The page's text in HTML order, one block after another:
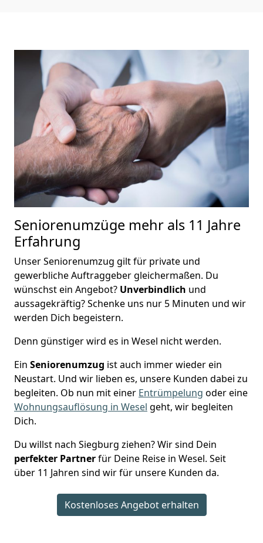
Seniorenumzüge mehr als 11 Jahre
Erfahrung
Unser Seniorenumzug gilt für private und
gewerbliche Auftraggeber gleichermaßen. Du
wünschst ein Angebot? Unverbindlich und
aussagekräftig? Schenke uns nur 5 Minuten und wir
werden Dich begeistern.
Denn günstiger wird es in Wesel nicht werden.
Ein Seniorenumzug ist auch immer wieder ein
Neustart. Und wir lieben es, unsere Kunden dabei zu
begleiten. Ob nun mit einer Entrümpelung oder eine
Wohnungsauflösung in Wesel geht, wir begleiten
Dich.
Du willst nach Siegburg ziehen? Wir sind Dein
perfekter Partnerfür Deine Reise in Wesel. Seit
über 11 Jahren sind wir für unsere Kunden da.
Kostenloses Angebot erhalten